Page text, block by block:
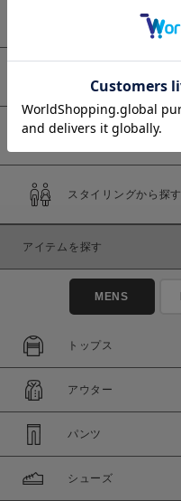
商品タイプ
通常商品
セール価格
在庫
在庫あり
予約商品
スタイリングから探す
アイテムを探す
MENS
トップス
アウター
パンツ
シューズ